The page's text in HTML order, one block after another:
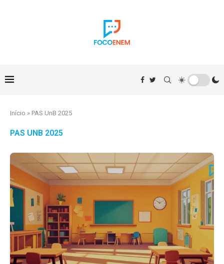
Início » PAS UnB 2025
PAS UNB 2025